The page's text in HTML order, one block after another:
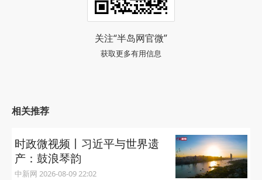
关注“半岛网官微”
获取更多有用信息
相关推荐
时政微视频丨习近平与世界遗
产：鼓浪琴韵
中新网 2026-08-09 22:02